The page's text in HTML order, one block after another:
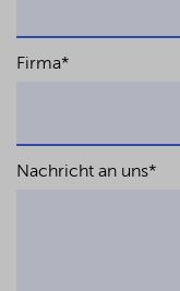
Firma*
Nachricht an uns*